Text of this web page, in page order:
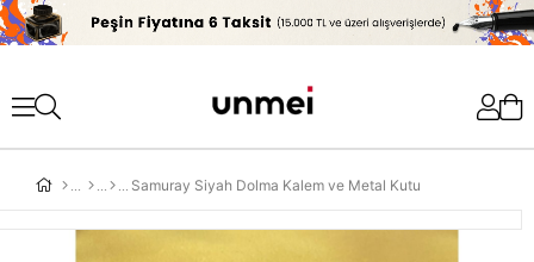
'
Samuray Siyah Dolma Kalem ve Metal Kutu